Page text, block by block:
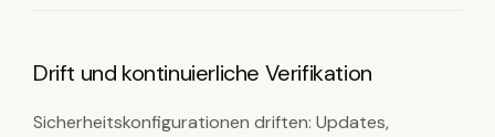
Drift und kontinuierliche Verifikation
Sicherheitskonfigurationen driften: Updates,